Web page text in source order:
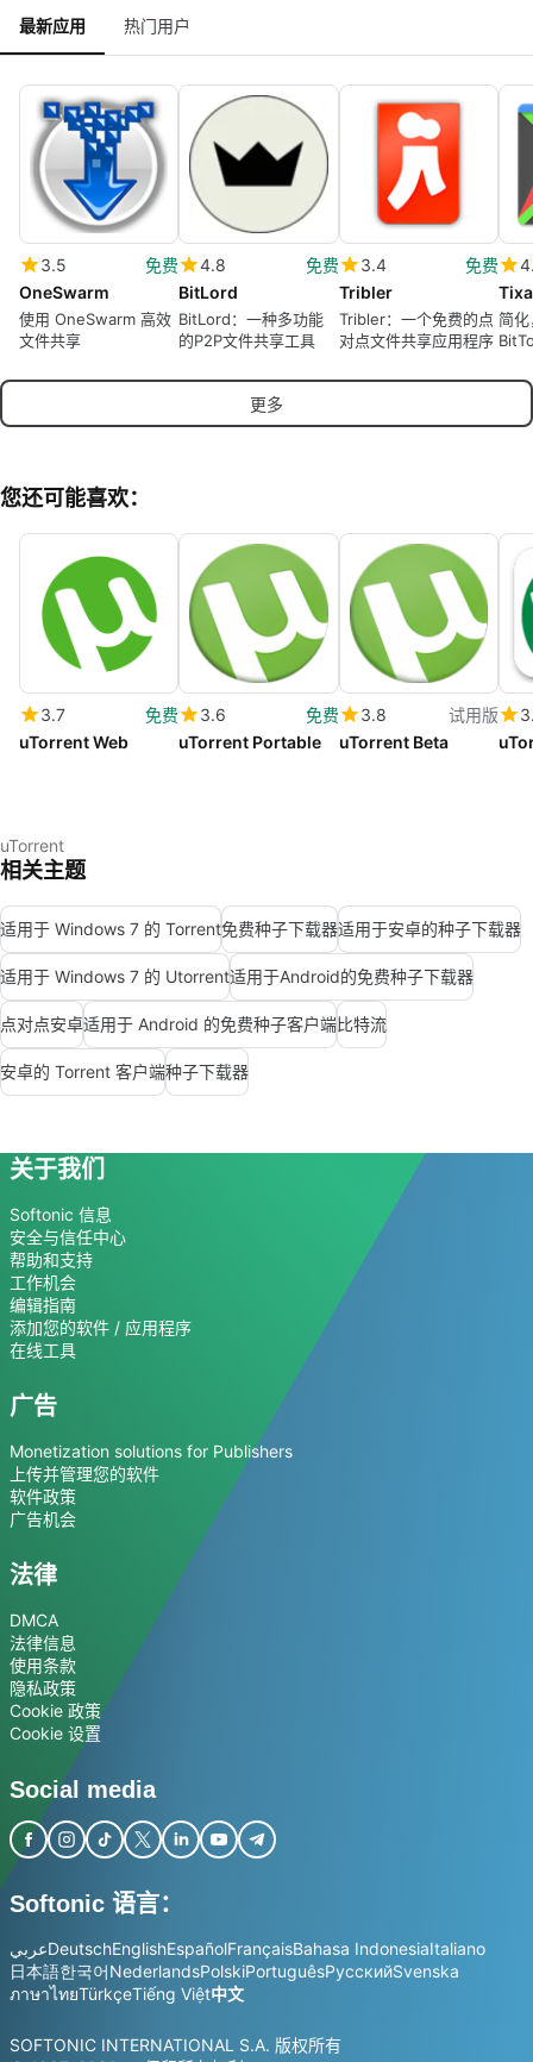
最新应用 热门用户
3.5
免费
OneSwarm
使用 OneSwarm 高效
文件共享
4.8
免费
BitLord
BitLord：一种多功能
的P2P文件共享工具
3.4
免费
Tribler
Tribler：一个免费的点
对点文件共享应用程序
简
更多
您还可能喜欢：
3.7
免费
uTorrent Web
3.6
免费
uTorrent Portable
3.8
试用版
uTorrent Beta
uTorrent
相关主题
适用于 Windows 7 的 Torrent免费种子下载器适用于安卓的种子下载器
适用于 Windows 7 的 Utorrent适用于Android的免费种子下载器
点对点安卓适用于 Android 的免费种子客户端比特流
安卓的 Torrent 客户端种子下载器
关于我们
Softonic 信息
安全与信任中心
帮助和支持
工作机会
编辑指南
添加您的软件 / 应用程序
在线工具
广告
Monetization solutions for Publishers
上传并管理您的软件
软件政策
广告机会
法律
DMCA
法律信息
使用条款
隐私政策
Cookie 政策
Cookie 设置
Social media
Softonic 语言：
عربيDeutschEnglishEspañolFrançaisBahasa IndonesiaItaliano
日本語한국어NederlandsPolskiPortuguêsРусскийSvenska
ภาษาไทยTürkçeTiếng Việt中文
SOFTONIC INTERNATIONAL S.A. 版权所有